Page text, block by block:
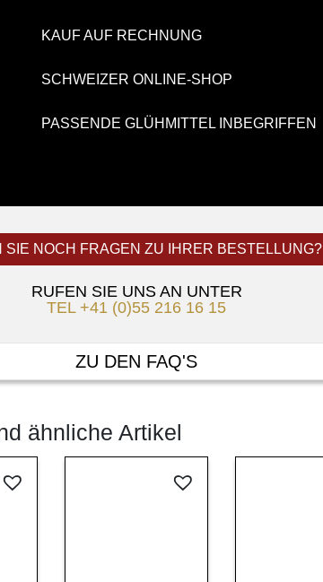
KAUF AUF RECHNUNG
SCHWEIZER ONLINE-SHOP
PASSENDE GLÜHMITTEL INBEGRIFFEN
SIE NOCH FRAGEN ZU IHRER BESTELLUNG?
RUFEN SIE UNS AN UNTER
TEL +41 (0)55 216 16 15
ZU DEN FAQ'S
ähnliche Artikel